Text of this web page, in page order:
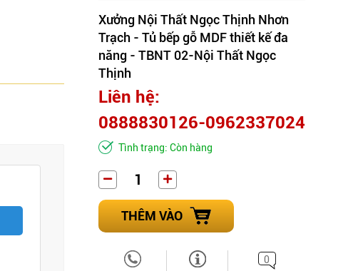
Xưởng Nội Thất Ngọc Thịnh Nhơn
Trạch - Tủ bếp gỗ MDF thiết kế đa
năng - TBNT 02-Nội Thất Ngọc
Thịnh
Liên hệ:
0888830126-0962337024
Tình trạng: Còn hàng
THÊM VÀO
0